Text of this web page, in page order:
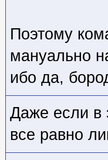
Поэтому
мануально
ибо да,
Даже если в
все равно